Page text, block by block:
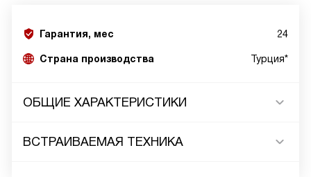
Гарантия, мес 24
Страна производства Турция*
ОБЩИЕ ХАРАКТЕРИСТИКИ
ВСТРАИВАЕМАЯ ТЕХНИКА